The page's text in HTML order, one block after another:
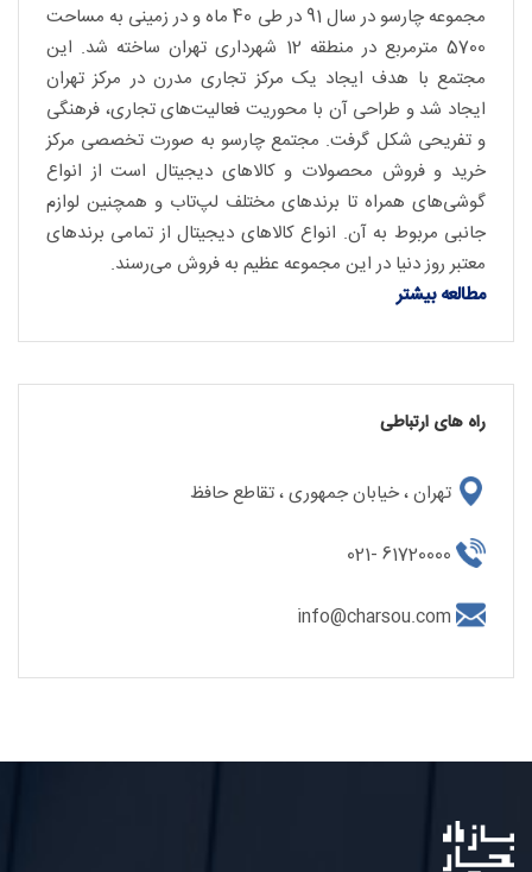
مجموعه چارسو در سال 91 در طی 40 ماه و در زمینی به مساحت
5700 مترمربع در منطقه 12 شهرداری تهران ساخته شد. این
مجتمع با هدف ایجاد یک مرکز تجاری مدرن در مرکز تهران
ایجاد شد و طراحی آن با محوریت فعالیت‌های تجاری، فرهنگی
و تفریحی شکل گرفت. مجتمع چارسو به صورت تخصصی مرکز
خرید و فروش محصولات و کالاهای دیجیتال است از انواع
گوشی‌های همراه تا برندهای مختلف لپ‌تاب و همچنین لوازم
جانبی مربوط به آن. انواع کالاهای دیجیتال از تمامی برندهای
معتبر روز دنیا در این مجموعه عظیم به فروش می‌رسند.
مطالعه بیشتر
راه های ارتباطی
تهران ، خیابان جمهوری ، تقاطع حافظ